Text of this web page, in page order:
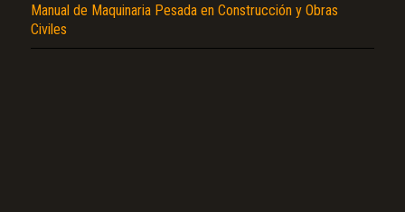
Manual de Maquinaria Pesada en Construcción y Obras
Civiles